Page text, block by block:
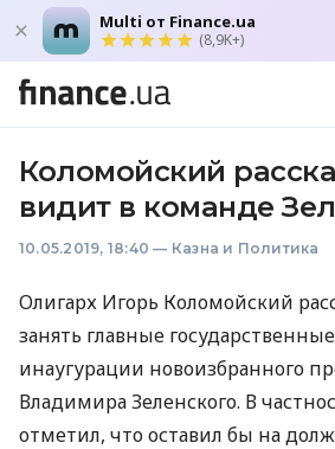
Multi от Finance.ua
(8,9K+)
Коломойский
видит в команде
10.05.2019, 18:40 — Казна и Политика
Олигарх Игорь Коломойский
занять главные
инаугурации новоизбранного
Владимира Зеленского. В
отметил, что оставил бы на